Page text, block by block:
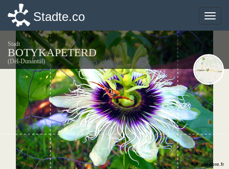
Toggle
Stadte.co
Stadt
BOTYKAPETERD
(Dél-Dunántúl)
©photo-libre.fr
Toggle
Stadte.co